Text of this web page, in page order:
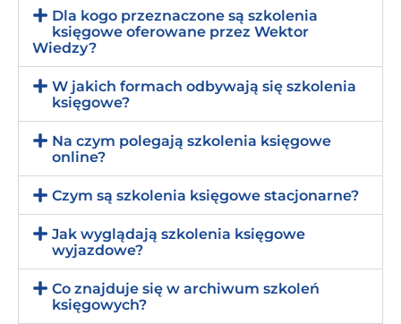
Dla kogo przeznaczone są szkolenia
księgowe oferowane przez Wektor
Wiedzy?
W jakich formach odbywają się szkolenia
księgowe?
Na czym polegają szkolenia księgowe
online?
Czym są szkolenia księgowe stacjonarne?
Jak wyglądają szkolenia księgowe
wyjazdowe?
Co znajduje się w archiwum szkoleń
księgowych?